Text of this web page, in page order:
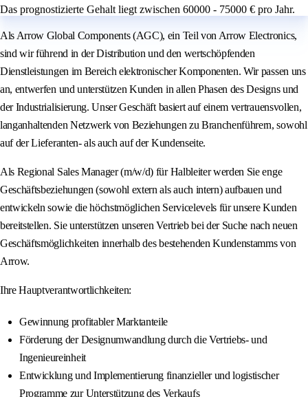
Das prognostizierte Gehalt liegt zwischen 60000 - 75000 € pro Jahr.
Als Arrow Global Components (AGC), ein Teil von Arrow Electronics,
sind wir führend in der Distribution und den wertschöpfenden
Dienstleistungen im Bereich elektronischer Komponenten. Wir passen uns
an, entwerfen und unterstützen Kunden in allen Phasen des Designs und
der Industrialisierung. Unser Geschäft basiert auf einem vertrauensvollen,
langanhaltenden Netzwerk von Beziehungen zu Branchenführern, sowohl
auf der Lieferanten- als auch auf der Kundenseite.
Als Regional Sales Manager (m/w/d) für Halbleiter werden Sie enge
Geschäftsbeziehungen (sowohl extern als auch intern) aufbauen und
entwickeln sowie die höchstmöglichen Servicelevels für unsere Kunden
bereitstellen. Sie unterstützen unseren Vertrieb bei der Suche nach neuen
Geschäftsmöglichkeiten innerhalb des bestehenden Kundenstamms von
Arrow.
Ihre Hauptverantwortlichkeiten:
Gewinnung profitabler Marktanteile
Förderung der Designumwandlung durch die Vertriebs- und
Ingenieureinheit
Entwicklung und Implementierung finanzieller und logistischer
Programme zur Unterstützung des Verkaufs